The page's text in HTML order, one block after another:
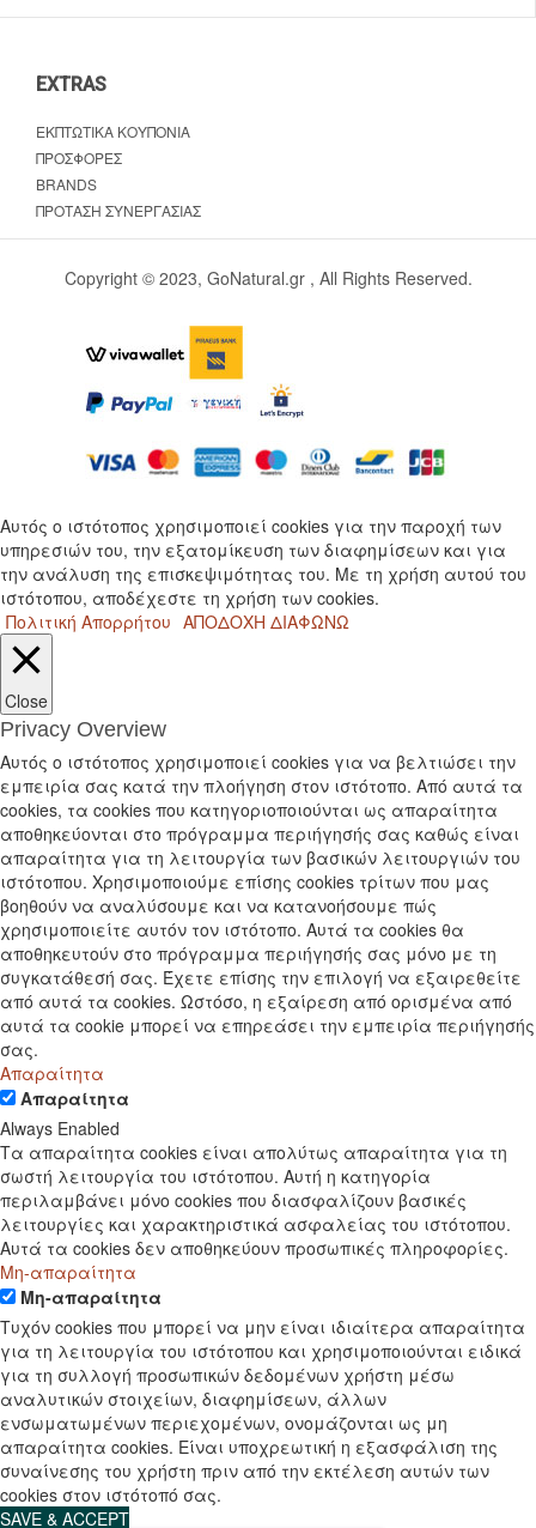
EXTRAS
ΕΚΠΤΩΤΙΚΆ ΚΟΥΠΌΝΙΑ
ΠΡΟΣΦΟΡΈΣ
BRANDS
ΠΡΌΤΑΣΗ ΣΥΝΕΡΓΑΣΊΑΣ
Copyright © 2023, GoNatural.gr , All Rights Reserved.
Αυτός ο ιστότοπος χρησιμοποιεί cookies για την παροχή των
υπηρεσιών του, την εξατομίκευση των διαφημίσεων και για
την ανάλυση της επισκεψιμότητας του. Με τη χρήση αυτού του
ιστότοπου, αποδέχεστε τη χρήση των cookies.
Πολιτική Απορρήτου ΑΠΟΔΟΧΗ ΔΙΑΦΩΝΩ
Close
Privacy Overview
Αυτός ο ιστότοπος χρησιμοποιεί cookies για να βελτιώσει την
εμπειρία σας κατά την πλοήγηση στον ιστότοπο. Από αυτά τα
cookies, τα cookies που κατηγοριοποιούνται ως απαραίτητα
αποθηκεύονται στο πρόγραμμα περιήγησής σας καθώς είναι
απαραίτητα για τη λειτουργία των βασικών λειτουργιών του
ιστότοπου. Χρησιμοποιούμε επίσης cookies τρίτων που μας
βοηθούν να αναλύσουμε και να κατανοήσουμε πώς
χρησιμοποιείτε αυτόν τον ιστότοπο. Αυτά τα cookies θα
αποθηκευτούν στο πρόγραμμα περιήγησής σας μόνο με τη
συγκατάθεσή σας. Έχετε επίσης την επιλογή να εξαιρεθείτε
από αυτά τα cookies. Ωστόσο, η εξαίρεση από ορισμένα από
αυτά τα cookie μπορεί να επηρεάσει την εμπειρία περιήγησής
σας.
Απαραίτητα
Απαραίτητα
Always Enabled
Τα απαραίτητα cookies είναι απολύτως απαραίτητα για τη
σωστή λειτουργία του ιστότοπου. Αυτή η κατηγορία
περιλαμβάνει μόνο cookies που διασφαλίζουν βασικές
λειτουργίες και χαρακτηριστικά ασφαλείας του ιστότοπου.
Αυτά τα cookies δεν αποθηκεύουν προσωπικές πληροφορίες.
Μη-απαραίτητα
Μη-απαραίτητα
Τυχόν cookies που μπορεί να μην είναι ιδιαίτερα απαραίτητα
για τη λειτουργία του ιστότοπου και χρησιμοποιούνται ειδικά
για τη συλλογή προσωπικών δεδομένων χρήστη μέσω
αναλυτικών στοιχείων, διαφημίσεων, άλλων
ενσωματωμένων περιεχομένων, ονομάζονται ως μη
απαραίτητα cookies. Είναι υποχρεωτική η εξασφάλιση της
συναίνεσης του χρήστη πριν από την εκτέλεση αυτών των
cookies στον ιστότοπό σας.
SAVE & ACCEPT